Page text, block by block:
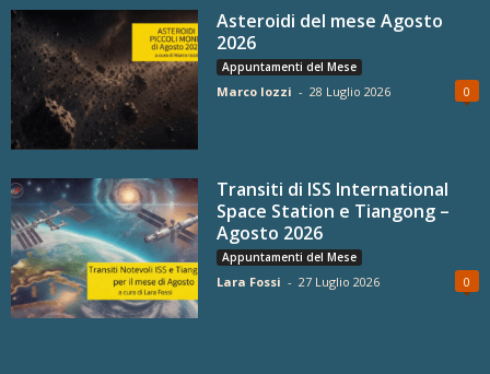
Asteroidi del mese Agosto
2026
Appuntamenti del Mese
Marco Iozzi - 28 Luglio 2026 0
Transiti di ISS International
Space Station e Tiangong –
Agosto 2026
Appuntamenti del Mese
Lara Fossi - 27 Luglio 2026 0